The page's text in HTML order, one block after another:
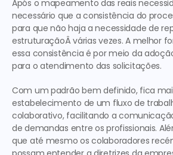
Após o mapeamento das reais
necessário que a consistência do
para que não haja a necessidade de
estruturaçãoÂ várias vezes. A melhor
essa consistência é por meio da
para o atendimento das solicitações.
Com um padrão bem definido, fica
estabelecimento de um fluxo de
colaborativo, facilitando a
de demandas entre os profissionais.
que até mesmo os colaboradores